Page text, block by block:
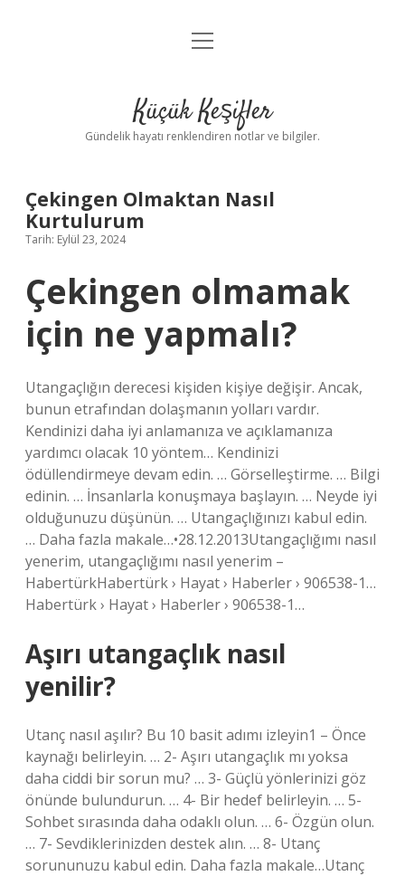
Anasayfa
Yasal Uyarı
menüyü
Küçük Keşifler
Gündelik hayatı renklendiren notlar ve bilgiler.
Çekingen Olmaktan Nasıl
Kurtulurum
Tarih: Eylül 23, 2024
Çekingen olmamak
için ne yapmalı?
Utangaçlığın derecesi kişiden kişiye değişir. Ancak,
bunun etrafından dolaşmanın yolları vardır.
Kendinizi daha iyi anlamanıza ve açıklamanıza
yardımcı olacak 10 yöntem… Kendinizi
ödüllendirmeye devam edin. … Görselleştirme. … Bilgi
edinin. … İnsanlarla konuşmaya başlayın. … Neyde iyi
olduğunuzu düşünün. … Utangaçlığınızı kabul edin.
… Daha fazla makale…•28.12.2013Utangaçlığımı nasıl
yenerim, utangaçlığımı nasıl yenerim –
HabertürkHabertürk › Hayat › Haberler › 906538-1…
Habertürk › Hayat › Haberler › 906538-1…
Aşırı utangaçlık nasıl
yenilir?
Utanç nasıl aşılır? Bu 10 basit adımı izleyin1 – Önce
kaynağı belirleyin. … 2- Aşırı utangaçlık mı yoksa
daha ciddi bir sorun mu? … 3- Güçlü yönlerinizi göz
önünde bulundurun. … 4- Bir hedef belirleyin. … 5-
Sohbet sırasında daha odaklı olun. … 6- Özgün olun.
… 7- Sevdiklerinizden destek alın. … 8- Utanç
sorununuzu kabul edin. Daha fazla makale…Utanç